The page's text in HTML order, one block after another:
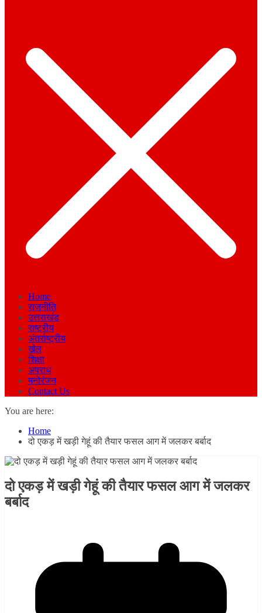
Home
राजनीति
उत्तराखंड
राष्ट्रीय
अंतर्राष्ट्रीय
खेल
शिक्षा
अपराध
मनोरंजन
Contact Us
You are here:
Home
दो एकड़ में खड़ी गेहूं की तैयार फसल आग में जलकर बर्बाद
दो एकड़ में खड़ी गेहूं की तैयार फसल आग में जलकर
बर्बाद